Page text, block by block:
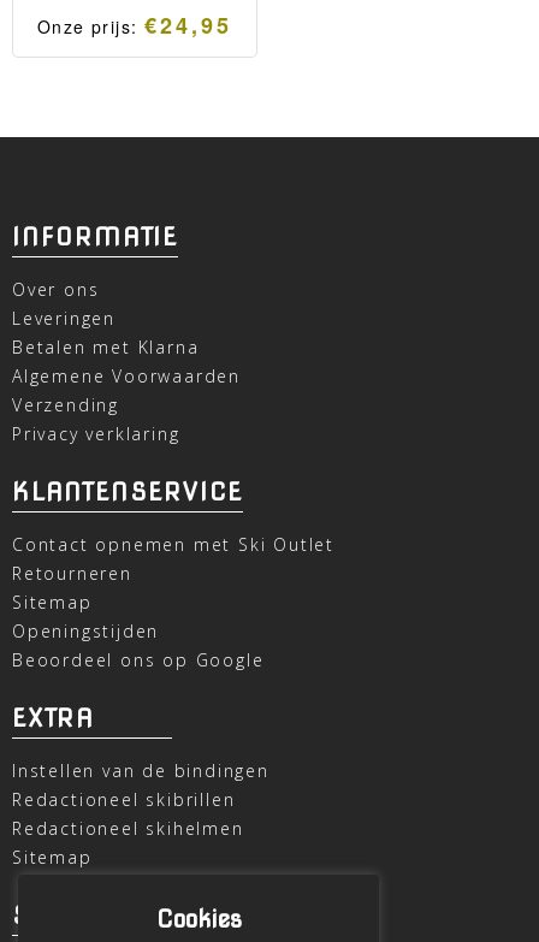
Onze prijs: €24,95
INFORMATIE
Over ons
Leveringen
Betalen met Klarna
Algemene Voorwaarden
Verzending
Privacy verklaring
KLANTENSERVICE
Contact opnemen met Ski Outlet
Retourneren
Sitemap
Openingstijden
Beoordeel ons op Google
EXTRA
Instellen van de bindingen
Redactioneel skibrillen
Redactioneel skihelmen
Sitemap
SKI OUTLETCookies